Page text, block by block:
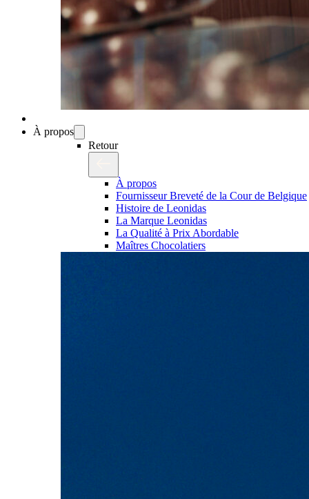
À propos
Retour
À propos
Fournisseur Breveté de la Cour de Belgique
Histoire de Leonidas
La Marque Leonidas
La Qualité à Prix Abordable
Maîtres Chocolatiers